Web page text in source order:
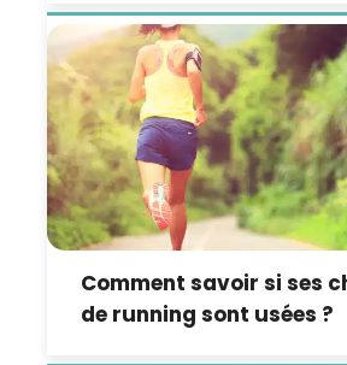
Comment savoir si ses
de running sont usées ?